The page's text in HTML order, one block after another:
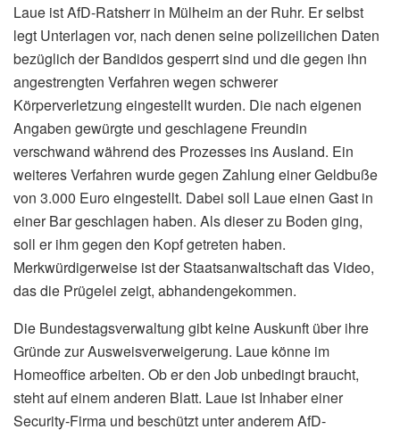
Laue ist AfD-Ratsherr in Mülheim an der Ruhr. Er selbst
legt Unterlagen vor, nach denen seine polizeilichen Daten
bezüglich der Bandidos gesperrt sind und die gegen ihn
angestrengten Verfahren wegen schwerer
Körperverletzung eingestellt wurden. Die nach eigenen
Angaben gewürgte und geschlagene Freundin
verschwand während des Prozesses ins Ausland. Ein
weiteres Verfahren wurde gegen Zahlung einer Geldbuße
von 3.000 Euro eingestellt. Dabei soll Laue einen Gast in
einer Bar geschlagen haben. Als dieser zu Boden ging,
soll er ihm gegen den Kopf getreten haben.
Merkwürdigerweise ist der Staatsanwaltschaft das Video,
das die Prügelei zeigt, abhandengekommen.
Die Bundestagsverwaltung gibt keine Auskunft über ihre
Gründe zur Ausweisverweigerung. Laue könne im
Homeoffice arbeiten. Ob er den Job unbedingt braucht,
steht auf einem anderen Blatt. Laue ist Inhaber einer
Security-Firma und beschützt unter anderem AfD-